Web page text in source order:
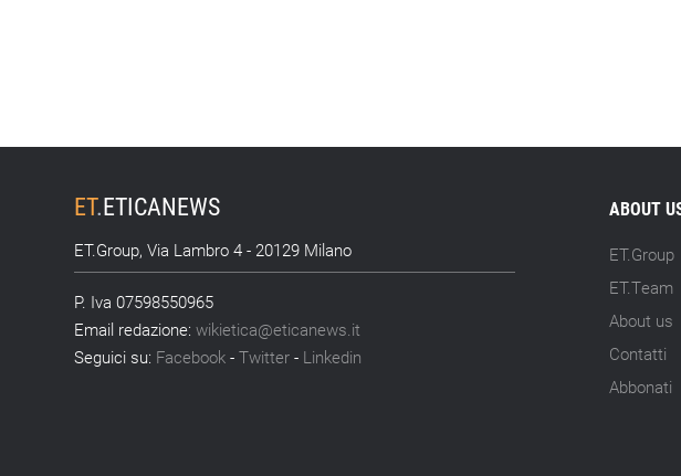
ET.ETICANEWS
ET.Group, Via Lambro 4 - 20129 Milano
P. Iva 07598550965
Email redazione:wikietica@eticanews.it
Seguici su: Facebook -Twitter - Linkedin
ABOUT
ET.Group
ET.Team
About us
Contatti
Abbonati